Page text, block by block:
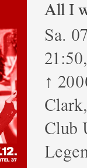
All I
Sa.
↑
Club